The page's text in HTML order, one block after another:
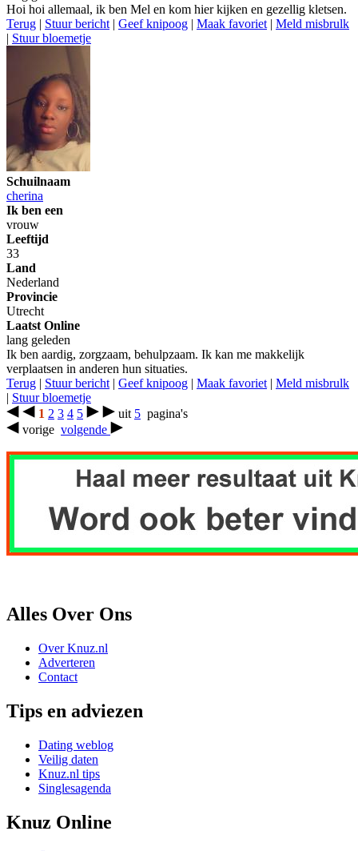
Hoi hoi allemaal, ik ben Mel en kom hier kijken en gezellig kletsen.
Terug | Stuur bericht | Geef knipoog | Maak favoriet | Meld misbrulk
| Stuur bloemetje
Schuilnaam
cherina
Ik ben een
vrouw
Leeftijd
33
Land
Nederland
Provincie
Utrecht
Laatst Online
lang geleden
Ik ben aardig, zorgzaam, behulpzaam. Ik kan me makkelijk
verplaatsen in anderen hun situaties.
Terug | Stuur bericht | Geef knipoog | Maak favoriet | Meld misbrulk
| Stuur bloemetje
1 2 3 4 5 uit 5 pagina's
vorige volgende
Alles Over Ons
Over Knuz.nl
Adverteren
Contact
Tips en adviezen
Dating weblog
Veilig daten
Knuz.nl tips
Singlesagenda
Knuz Online